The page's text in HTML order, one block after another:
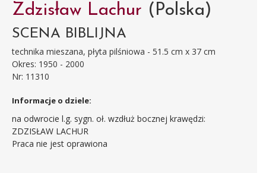
Zdzisław Lachur (Polska)
SCENA BIBLIJNA
technika mieszana, płyta pilśniowa - 51.5 cm x 37 cm
Okres: 1950 - 2000
Nr: 11310
Informacje o dziele:
na odwrocie l.g. sygn. oł. wzdłuż bocznej krawędzi:
ZDZISŁAW LACHUR
Praca nie jest oprawiona